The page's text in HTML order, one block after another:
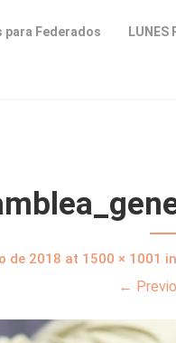
para Federados LUNES
de 2018 at 1500 × 1001 in
←